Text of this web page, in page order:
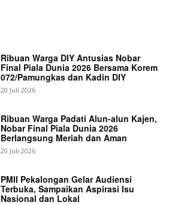
Ribuan Warga DIY Antusias Nobar
Final Piala Dunia 2026 Bersama Korem
072/Pamungkas dan Kadin DIY
20 Juli 2026
Ribuan Warga Padati Alun-alun Kajen,
Nobar Final Piala Dunia 2026
Berlangsung Meriah dan Aman
20 Juli 2026
PMII Pekalongan Gelar Audiensi
Terbuka, Sampaikan Aspirasi Isu
Nasional dan Lokal